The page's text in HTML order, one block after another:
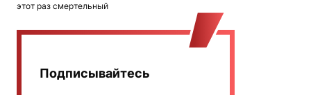
этот раз смертельный
Подписывайтесь